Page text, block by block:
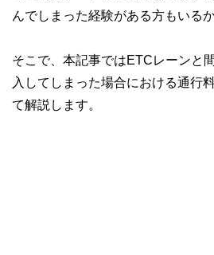
んでしまった経験がある方もいる
そこで、本記事ではETCレーンと
入してしまった場合における通行
て解説します。